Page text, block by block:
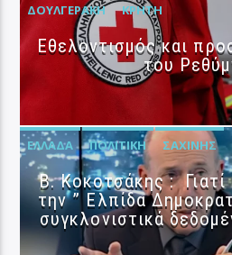
ΔΟΥΛΓΕΡΆΚΗ ΚΡΉΤΗ
Εθελοντισμός και
του
ΕΛΛΆΔΑ ΠΟΛΙΤΙΚΉ ΣΑΧΊΝΗΣ
Β. Κοκοτσάκης :
την ” Ελπίδα
συγκλονιστικά